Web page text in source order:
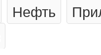
Нефть